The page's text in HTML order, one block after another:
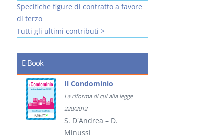
Specifiche figure di contratto a favore
di terzo
Tutti gli ultimi contributi >
E-Book
Il Condominio
La riforma di cui alla legge
220/2012
S. D'Andrea – D.
Minussi